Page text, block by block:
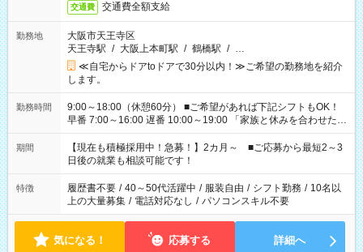
交通費 交通費全額支給
勤務地
大阪市天王寺区
天王寺駅 / 大阪上本町駅 / 鶴橋駅 / …
≪自宅からドアtoドアで30分以内！≫ご希望の勤務地を紹介
します。
勤務時間
9:00～18:00（休憩60分） ■ご希望があれば下記シフトもOK！
早番 7:00～16:00 遅番 10:00～19:00 「家族と休みを合わせた
い」 「余裕を持って夕飯の準備がしたい」 「できれば残業はし
たくない」 など、ご希望を教えてくださいね。 ※Wワーク希望
の方へ 今ご覧のお仕事で希望する勤務時間と、もう1つのお仕事
の勤務時間。 合計で週40時間を超える場合は応募できません。
期間
【現在も積極採用中！急募！】2カ月～ ■ご応募から最短2～3
日後の就業も相談可能です！
特徴 履歴書不要 / 40～50代活躍中 / 服装自由 / シフト勤務 / 10名以
上の大量募集 / 電話対応なし / パソコンスキル不要
気になる！ 応募する 詳細へ